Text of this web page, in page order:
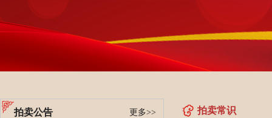
拍卖公告 更多>> 拍卖常识